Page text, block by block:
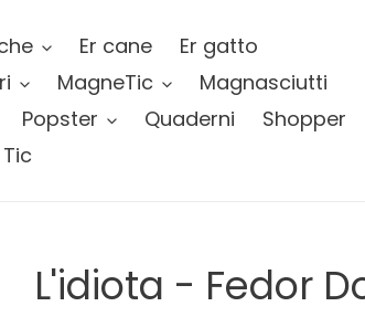
Er cane
Er gatto
MagneTic
Magnasciutti
Popster Quaderni
Shopper
Tic
L'idiota - Fedor